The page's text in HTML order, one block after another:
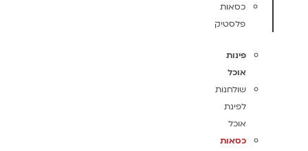
כסאות
פלסטיק
פינות
אוכל
שולחנות
לפינת
אוכל
כסאות